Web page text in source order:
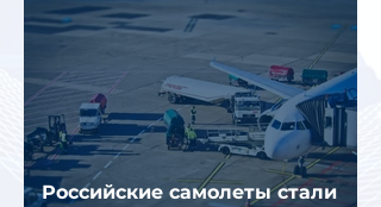
Российские самолеты стали